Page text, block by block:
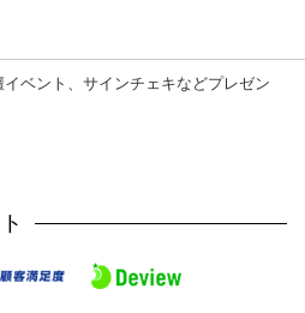
ベント、サインチェキなどプレゼン